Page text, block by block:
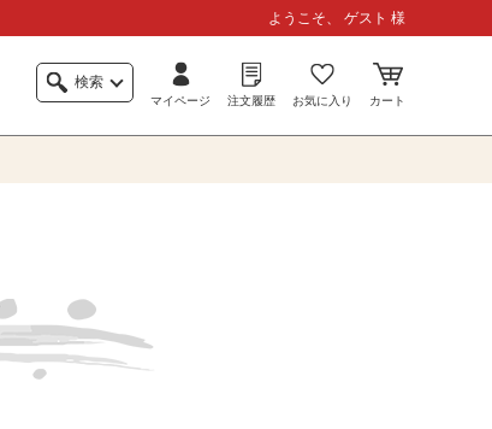
ようこそ、 ゲスト 様
検索
マイページ 注文履歴 お気に入り カート